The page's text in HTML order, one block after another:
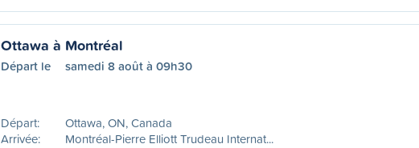
Ottawa à Montréal
Départ le samedi 8 août à 09h30
Départ:
Ottawa, ON, Canada
Arrivée:
Montréal-Pierre Elliott Trudeau Internat...